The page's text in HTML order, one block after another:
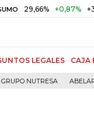
29,66% +0,87% +3,02%
LEGALES CAJA
GRUPO NUTRESA